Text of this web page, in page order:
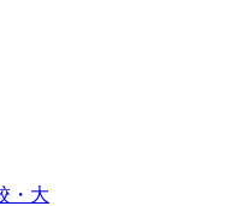
・大